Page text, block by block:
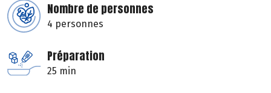
Nombre de personnes
4 personnes
Préparation
25 min